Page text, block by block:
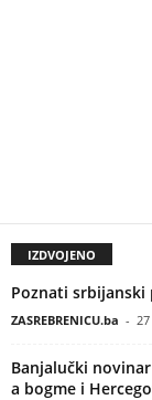
IZDVOJENO
Poznati srbijanski
ZASREBRENICU.ba -
Banjalučki novinar
a bogme i